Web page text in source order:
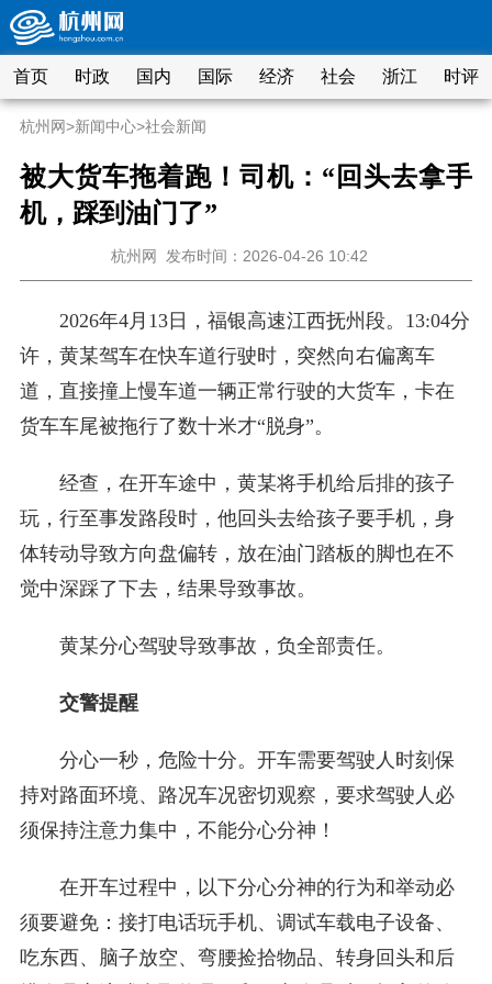
首页 时政 国内 国际 经济 社会 浙江 时评
杭州网>新闻中心>社会新闻
被大货车拖着跑！司机：“回头去拿手
机，踩到油门了”
杭州网 发布时间：2026-04-26 10:42
2026年4月13日，福银高速江西抚州段。13:04分
许，黄某驾车在快车道行驶时，突然向右偏离车
道，直接撞上慢车道一辆正常行驶的大货车，卡在
货车车尾被拖行了数十米才“脱身”。
经查，在开车途中，黄某将手机给后排的孩子
玩，行至事发路段时，他回头去给孩子要手机，身
体转动导致方向盘偏转，放在油门踏板的脚也在不
觉中深踩了下去，结果导致事故。
黄某分心驾驶导致事故，负全部责任。
交警提醒
分心一秒，危险十分。开车需要驾驶人时刻保
持对路面环境、路况车况密切观察，要求驾驶人必
须保持注意力集中，不能分心分神！
在开车过程中，以下分心分神的行为和举动必
须要避免：接打电话玩手机、调试车载电子设备、
吃东西、脑子放空、弯腰捡拾物品、转身回头和后